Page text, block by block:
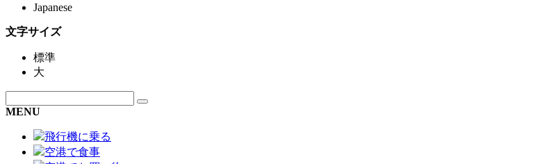
Japanese
文字サイズ
標準
大
MENU
飛行機に乗る
空港で食事